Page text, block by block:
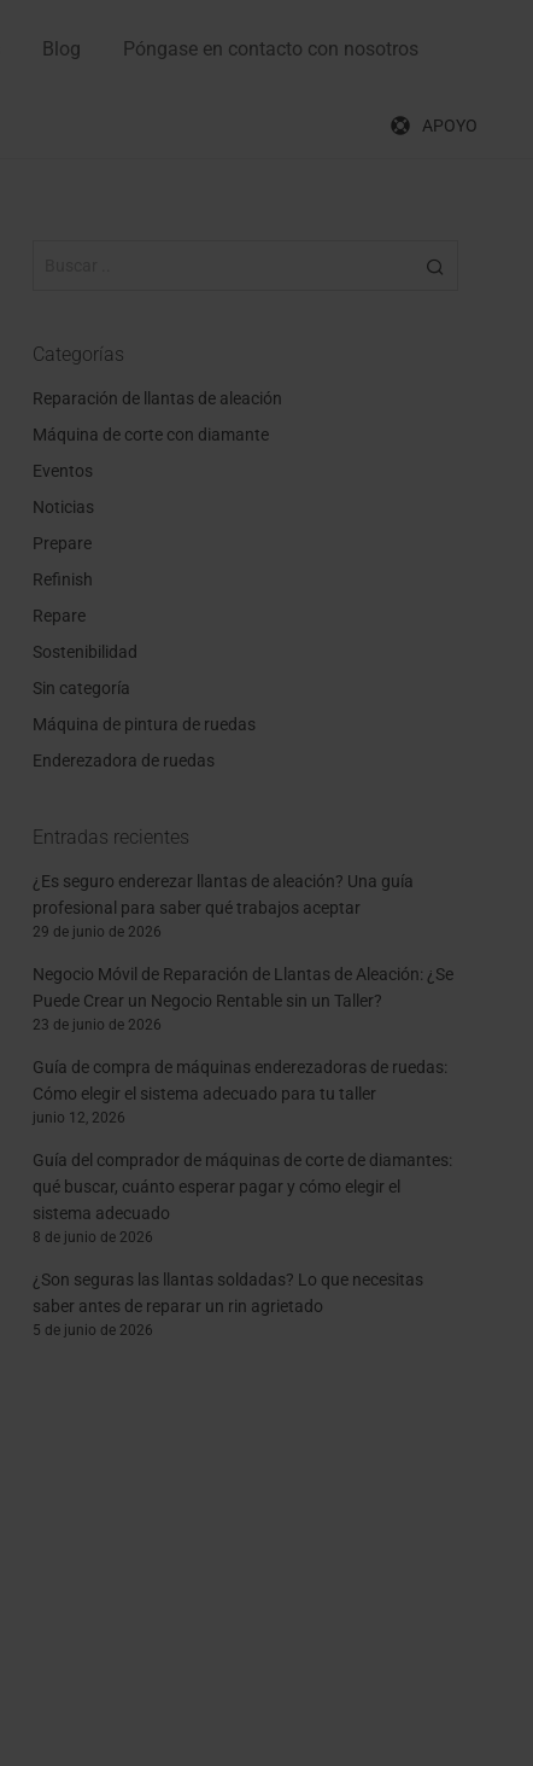
Blog Póngase en contacto con nosotros
APOYO
Categorías
Reparación de llantas de aleación
Máquina de corte con diamante
Eventos
Noticias
Prepare
Refinish
Repare
Sostenibilidad
Sin categoría
Máquina de pintura de ruedas
Enderezadora de ruedas
Entradas recientes
¿Es seguro enderezar llantas de aleación? Una guía
profesional para saber qué trabajos aceptar
29 de junio de 2026
Negocio Móvil de Reparación de Llantas de Aleación: ¿Se
Puede Crear un Negocio Rentable sin un Taller?
23 de junio de 2026
Guía de compra de máquinas enderezadoras de ruedas:
Cómo elegir el sistema adecuado para tu taller
junio 12, 2026
Guía del comprador de máquinas de corte de diamantes:
qué buscar, cuánto esperar pagar y cómo elegir el
sistema adecuado
8 de junio de 2026
¿Son seguras las llantas soldadas? Lo que necesitas
saber antes de reparar un rin agrietado
5 de junio de 2026